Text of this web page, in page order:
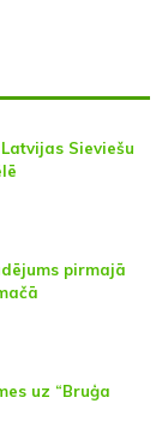
Sieviešu
pirmajā
uz “Bruģa